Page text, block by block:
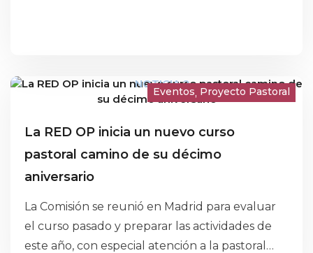
Eventos Proyecto Pastoral
La RED OP inicia un nuevo curso
pastoral camino de su décimo
aniversario
La Comisión se reunió en Madrid para evaluar
el curso pasado y preparar las actividades de
este año, con especial atención a la pastoral